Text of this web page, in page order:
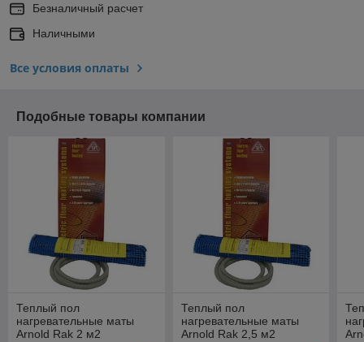
Безналичный расчет
Наличными
Все условия оплаты
Подобные товары компании
Теплый пол
нагревательные маты
Arnold Rak 2 м2
Теплый пол
нагревательные маты
Arnold Rak 2,5 м2